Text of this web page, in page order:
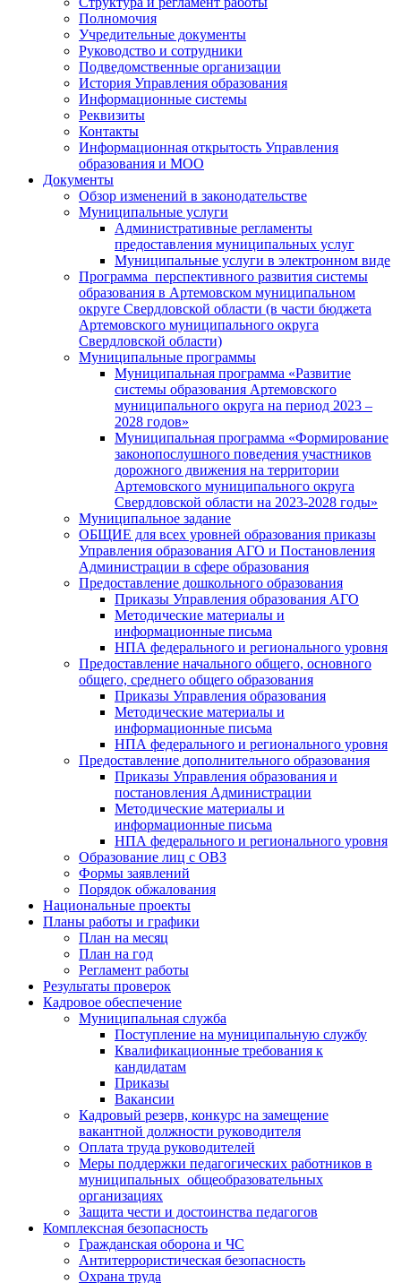
Полномочия
Учредительные документы
Руководство и сотрудники
Подведомственные организации
История Управления образования
Информационные системы
Реквизиты
Контакты
Информационная открытость Управления
образования и МОО
Документы
Обзор изменений в законодательстве
Муниципальные услуги
Административные регламенты
предоставления муниципальных услуг
Муниципальные услуги в электронном виде
Программа перспективного развития системы
образования в Артемовском муниципальном
округе Свердловской области (в части бюджета
Артемовского муниципального округа
Свердловской области)
Муниципальные программы
Муниципальная программа «Развитие
системы образования Артемовского
муниципального округа на период 2023 –
2028 годов»
Муниципальная программа «Формирование
законопослушного поведения участников
дорожного движения на территории
Артемовского муниципального округа
Свердловской области на 2023-2028 годы»
Муниципальное задание
ОБЩИЕ для всех уровней образования приказы
Управления образования АГО и Постановления
Администрации в сфере образования
Предоставление дошкольного образования
Приказы Управления образования АГО
Методические материалы и
информационные письма
НПА федерального и регионального уровня
Предоставление начального общего, основного
общего, среднего общего образования
Приказы Управления образования
Методические материалы и
информационные письма
НПА федерального и регионального уровня
Предоставление дополнительного образования
Приказы Управления образования и
постановления Администрации
Методические материалы и
информационные письма
НПА федерального и регионального уровня
Образование лиц с ОВЗ
Формы заявлений
Порядок обжалования
Национальные проекты
Планы работы и графики
План на месяц
План на год
Регламент работы
Результаты проверок
Кадровое обеспечение
Муниципальная служба
Поступление на муниципальную службу
Квалификационные требования к
кандидатам
Приказы
Вакансии
Кадровый резерв, конкурс на замещение
вакантной должности руководителя
Оплата труда руководителей
Меры поддержки педагогических работников в
муниципальных общеобразовательных
организациях
Защита чести и достоинства педагогов
Комплексная безопасность
Гражданская оборона и ЧС
Антитеррористическая безопасность
Охрана труда